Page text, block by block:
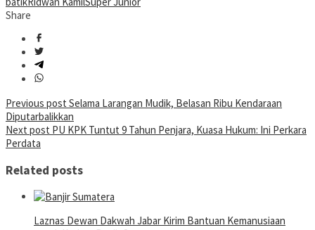
Share
Post
navigation
Previous post Selama Larangan Mudik, Belasan Ribu Kendaraan
Diputarbalikkan
Next post PU KPK Tuntut 9 Tahun Penjara, Kuasa Hukum: Ini Perkara
Perdata
Related posts
Laznas Dewan Dakwah Jabar Kirim Bantuan Kemanusiaan